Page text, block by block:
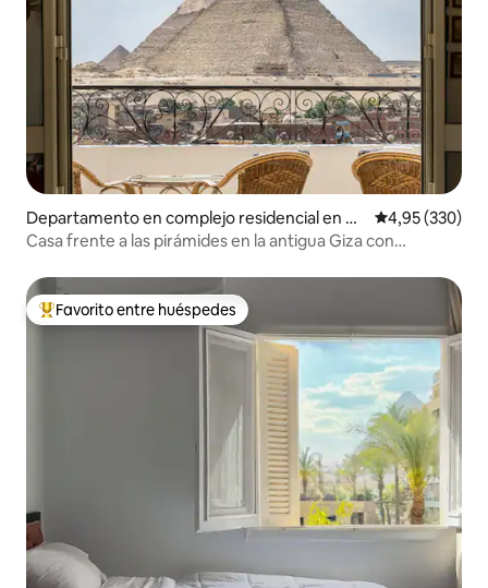
Departamento en complejo residencial en Na
zlet El-Semman
Calificación
4,95 (330)
Casa frente a las pirámides en la antigua Giza con
Favorito entre los huéspedes más destacados
Favorito entre huéspedes